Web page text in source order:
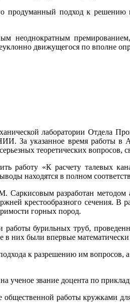
продуманный подход к решению
неоднократным
движущегося по вполне
лаборатории Отдела
За указанное время работы
теоретических
«К расчету талевых
находятся в полном
Саркисовым разработан
крестообразного сечения. В
горных пород.
работы бурильных труб,
в них были впервые
к разрешению им вопросов,
ученое звание доцента по
общественной работы кружками